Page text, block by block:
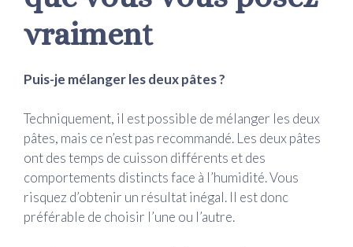
vraiment
Puis-je mélanger les deux pâtes ?
Techniquement, il est possible de mélanger les deux
pâtes, mais ce n’est pas recommandé. Les deux pâtes
ont des temps de cuisson différents et des
comportements distincts face à l’humidité. Vous
risquez d’obtenir un résultat inégal. Il est donc
préférable de choisir l’une ou l’autre.